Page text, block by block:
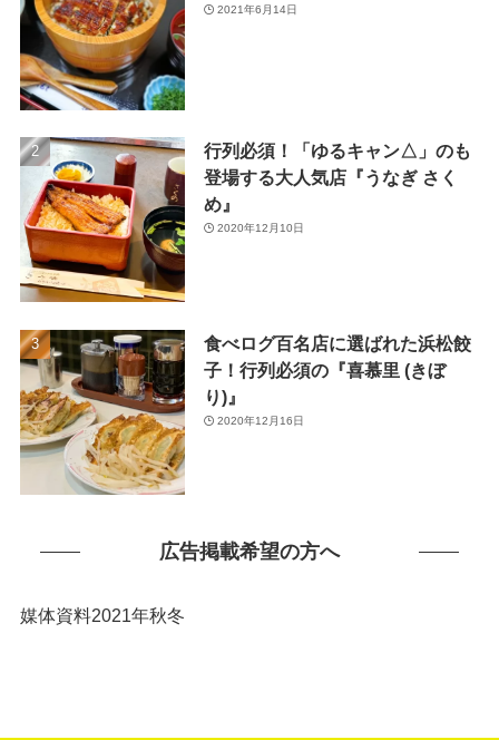
(3)
(26)
(1)
2021年6月14日
行列必須！「ゆるキャン△」のも
登場する大人気店『うなぎ さく
め』
2020年12月10日
食べログ百名店に選ばれた浜松餃
子！行列必須の『喜慕里 (きぼ
り)』
2020年12月16日
広告掲載希望の方へ
媒体資料2021年秋冬